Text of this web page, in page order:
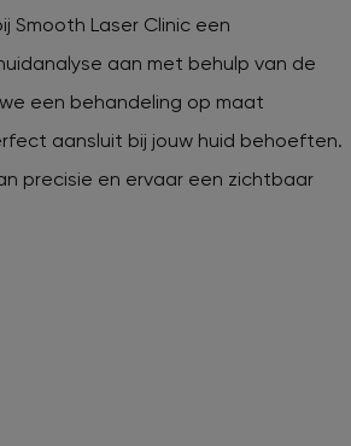
Smooth Laser Clinic een
aan met behulp van de
een behandeling op maat
aansluit bij jouw huid behoeften.
precisie en ervaar een zichtbaar